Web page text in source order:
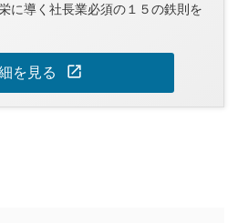
に導く社長業必須の１５の鉄則を
を見る open_in_new